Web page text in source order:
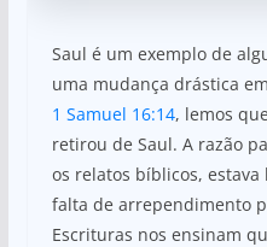
Saul é um exemplo de
uma mudança drástica
1 Samuel 16:14, lemos
retirou de Saul. A razão
os relatos bíblicos,
falta de arrependimento
Escrituras nos ensinam